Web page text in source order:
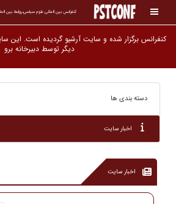
کنفرانس بین المللی علوم سیاسی،روابط بین
کنفرانس برگزار شده و سایت آرشیو گردیده است. این
دیگر توسط دب
دسته بندی ها
اخبار سایت
اخبار سایت